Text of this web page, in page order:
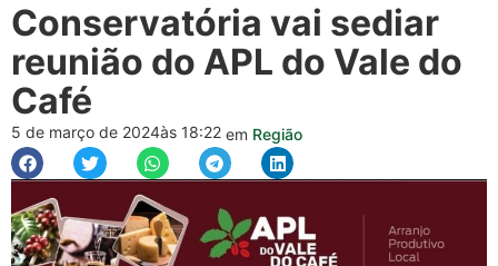
Conservatória vai sediar
reunião do APL do Vale do
Café
5 de março de 2024às 18:22 em Região